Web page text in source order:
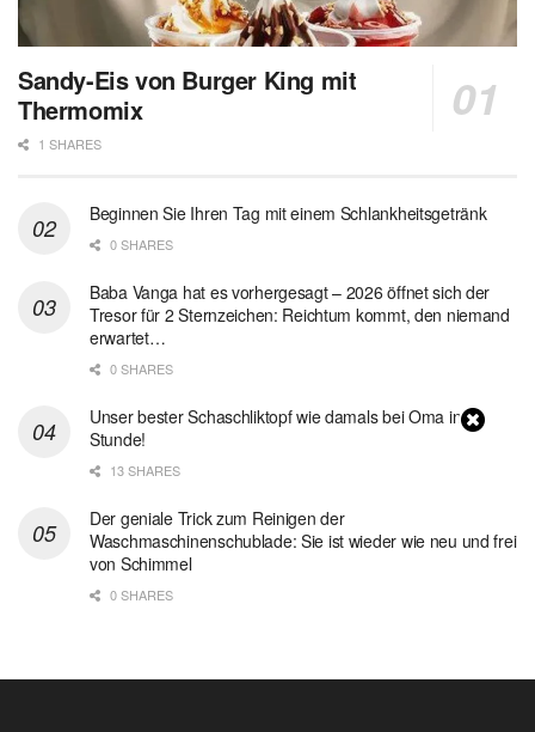
Sandy-Eis von Burger King mit
Thermomix
1 SHARES
Beginnen Sie Ihren Tag mit einem Schlankheitsgetränk
0 SHARES
Baba Vanga hat es vorhergesagt – 2026 öffnet sich der
Tresor für 2 Sternzeichen: Reichtum kommt, den niemand
erwartet…
0 SHARES
Unser bester Schaschliktopf wie damals bei Oma in 1
Stunde!
13 SHARES
Der geniale Trick zum Reinigen der
Waschmaschinenschublade: Sie ist wieder wie neu und frei
von Schimmel
0 SHARES